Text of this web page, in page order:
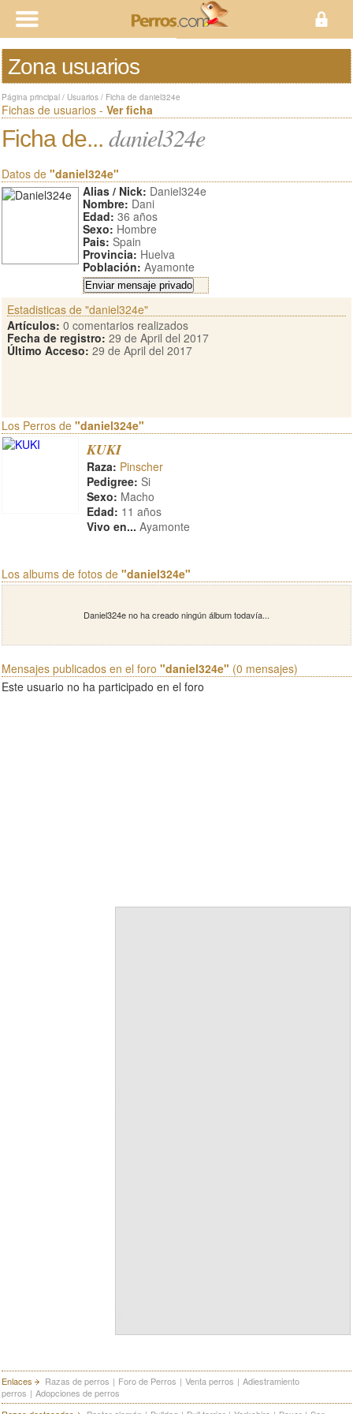
Zona usuarios
Página principal / Usuarios / Ficha de daniel324e
Fichas de usuarios - Ver ficha
Ficha de... daniel324e
Datos de "daniel324e"
Alias / Nick: Daniel324e
Nombre: Dani
Edad: 36 años
Sexo: Hombre
Pais: Spain
Provincia: Huelva
Población: Ayamonte
Estadisticas de "daniel324e"
Artículos: 0 comentarios realizados
Fecha de registro: 29 de April del 2017
Último Acceso: 29 de April del 2017
Los Perros de "daniel324e"
KUKI
Raza: Pinscher
Pedigree: Si
Sexo: Macho
Edad: 11 años
Vivo en... Ayamonte
Los albums de fotos de "daniel324e"
Daniel324e no ha creado ningún álbum todavía...
Mensajes publicados en el foro "daniel324e" (0 mensajes)
Este usuario no ha participado en el foro
Enlaces Razas de perros | Foro de Perros | Venta perros | Adiestramiento
perros | Adopciones de perros